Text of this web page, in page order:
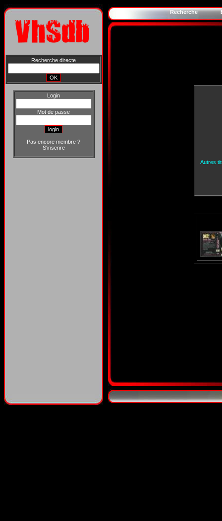
Recherche directe
Login
Mot de passe
Pas encore membre ?
S'inscrire
Recherche
Autres